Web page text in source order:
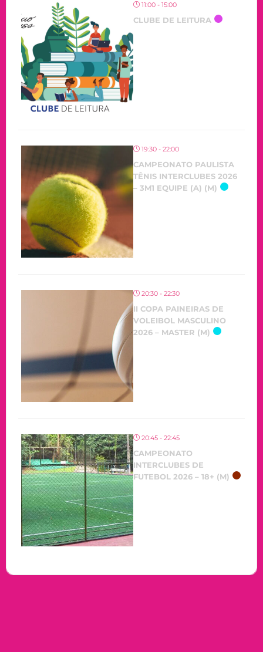
11:00 - 15:00
CLUBE DE LEITURA
19:30 - 22:00
CAMPEONATO PAULISTA
TÊNIS INTERCLUBES 2026
– 3M1 EQUIPE (A) (M)
20:30 - 22:30
II COPA PAINEIRAS DE
VOLEIBOL MASCULINO
2026 – MASTER (M)
20:45 - 22:45
CAMPEONATO
INTERCLUBES DE
FUTEBOL 2026 – 18+ (M)